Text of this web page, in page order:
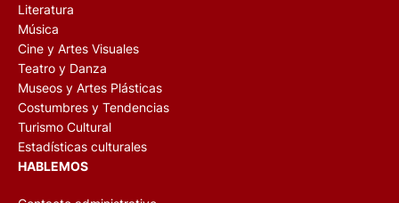
Literatura
Música
Cine y Artes Visuales
Teatro y Danza
Museos y Artes Plásticas
Costumbres y Tendencias
Turismo Cultural
Estadísticas culturales
HABLEMOS